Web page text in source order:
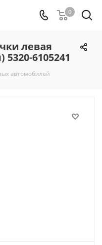
0
левая
6105241
автомобилей